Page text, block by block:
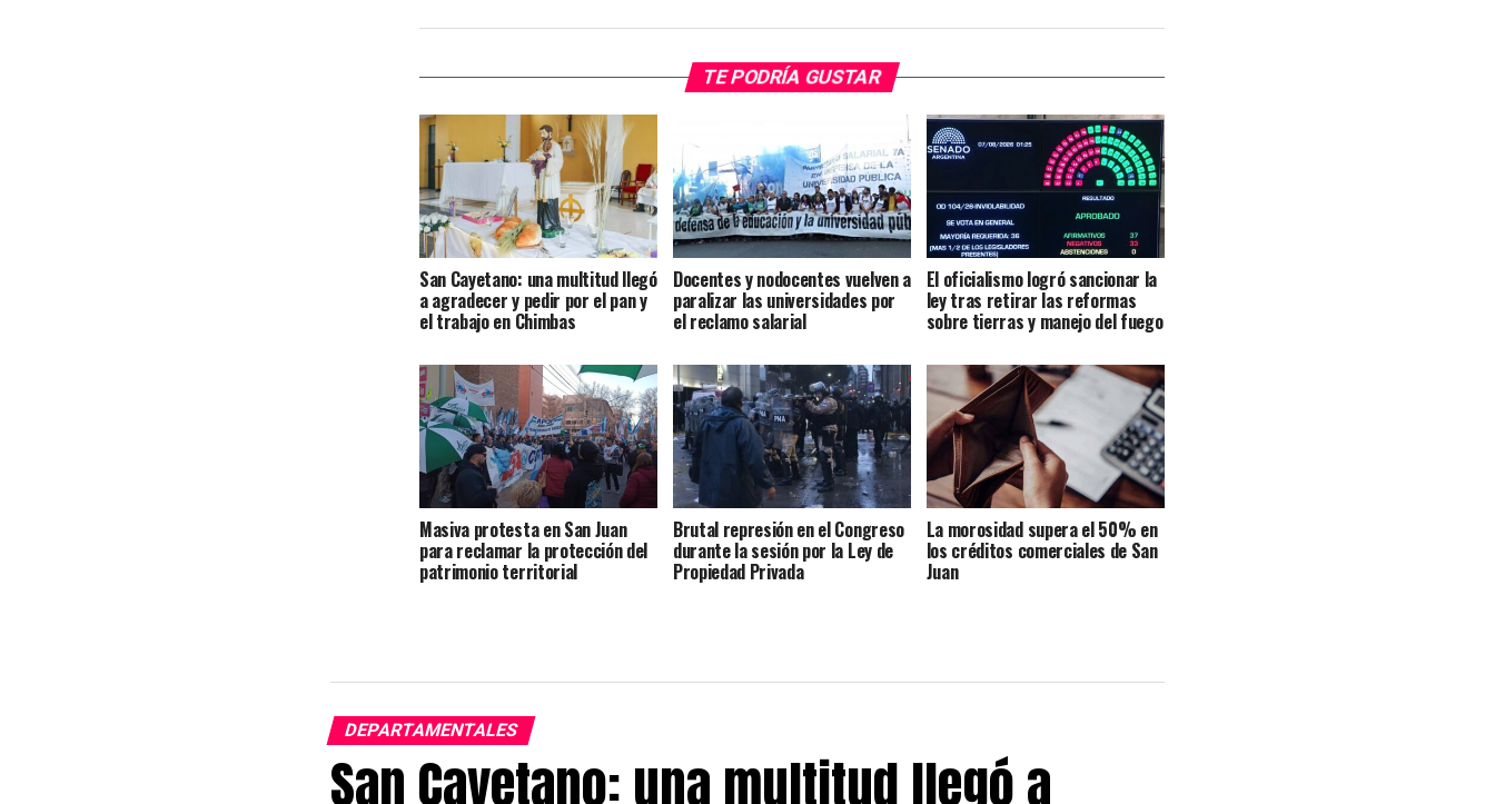
TE PODRÍA GUSTAR
San Cayetano: una multitud llegó
a agradecer y pedir por el pan y
el trabajo en Chimbas
Docentes y nodocentes vuelven a
paralizar las universidades por
el reclamo salarial
El oficialismo logró sancionar la
ley tras retirar las reformas
sobre tierras y manejo del fuego
Masiva protesta en San Juan
para reclamar la protección del
patrimonio territorial
Brutal represión en el Congreso
durante la sesión por la Ley de
Propiedad Privada
La morosidad supera el 50% en
los créditos comerciales de San
Juan
DEPARTAMENTALES
San Cayetano: una multitud llegó a